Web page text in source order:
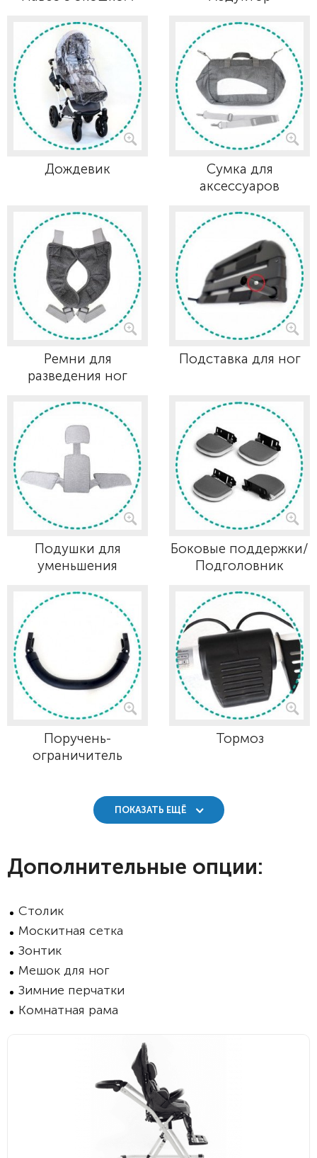
Дождевик
Сумка для
аксессуаров
Ремни для
разведения ног
Подставка для ног
Подушки для
уменьшения
Боковые поддержки/
Подголовник
Поручень-
ограничитель
Тормоз
ПОКАЗАТЬ ЕЩЁ
Дополнительные опции:
Столик
Москитная сетка
Зонтик
Мешок для ног
Зимние перчатки
Комнатная рама